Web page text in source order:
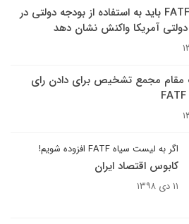
دژپسند: FATF باید به استفاده از بودجه‌ دولتی در
آمریکا واکنش نشان دهد
مجمع تشخیص برای دادن رای
اگر به لیست سیاه FATF افزوده شویم!
کابوس اقتصاد ایران
۱۱ دی ۱۳۹۸